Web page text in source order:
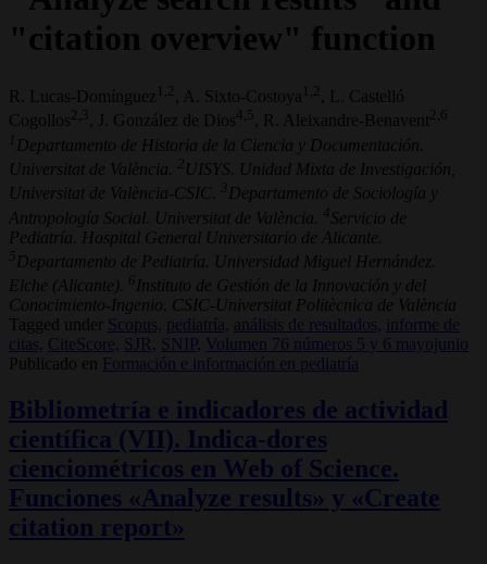
"citation overview" function
R. Lucas-Domínguez 1,2 , A. Sixto-Costoya 1,2
, L. Castelló
Cogollos 2,3 , J. González de Dios4,5 , R. Aleixandre-Benavent
2,6
1 Departamento de Historia de la Ciencia y Documentación.
Universitat de València.
2 UISYS. Unidad Mixta de Investigación,
Universitat de València-CSIC.
3 Departamento de Sociología y
Antropología Social. Universitat de València.
4 Servicio de
Pediatría. Hospital General Universitario de Alicante.
5 Departamento de Pediatría. Universidad Miguel Hernández.
Elche (Alicante). 6 Instituto de Gestión de la Innovación y del
Conocimiento-Ingenio. CSIC-Universitat Politècnica de València
Tagged under
Scopus, pediatría, análisis de resultados,
informe de
citas, CiteScore, SJR, SNIP, Volumen 76 números 5 y 6 mayojunio
Publicado en
Formación e información en pediatría
Bibliometría e indicadores de actividad
científica (VII). Indica-dores
cienciométricos en Web of Science.
Funciones «Analyze results» y «Create
citation report»